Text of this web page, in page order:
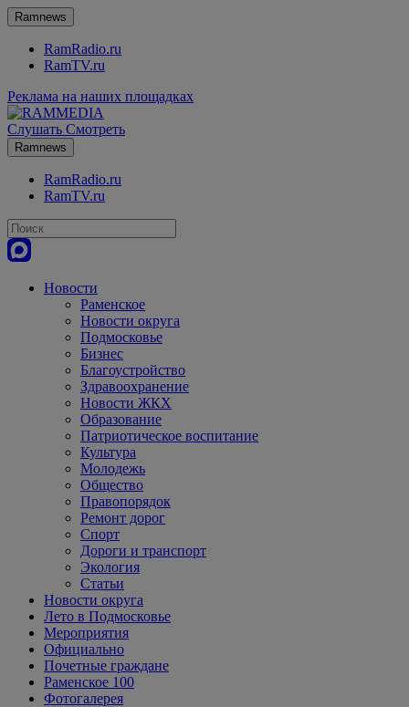
Ramnews
RamRadio.ru
RamTV.ru
Реклама на наших площадках
Слушать Смотреть
Ramnews
RamRadio.ru
RamTV.ru
Новости
Раменское
Новости округа
Подмосковье
Бизнес
Благоустройство
Здравоохранение
Новости ЖКХ
Образование
Патриотическое воспитание
Культура
Молодежь
Общество
Правопорядок
Ремонт дорог
Спорт
Дороги и транспорт
Экология
Статьи
Новости округа
Лето в Подмосковье
Мероприятия
Официально
Почетные граждане
Раменское 100
Фотогалерея